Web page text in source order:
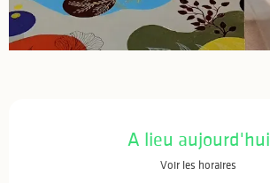
A lieu aujourd'hui
Voir les horaires